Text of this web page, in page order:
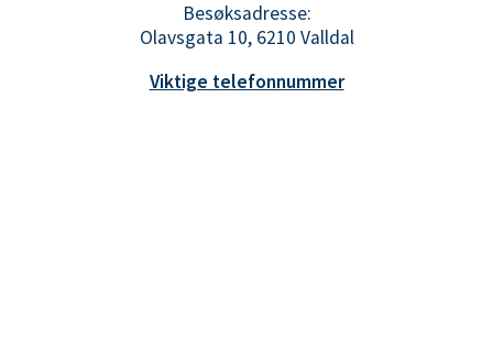
Besøksadresse:
Olavsgata 10, 6210 Valldal
Viktige telefonnummer